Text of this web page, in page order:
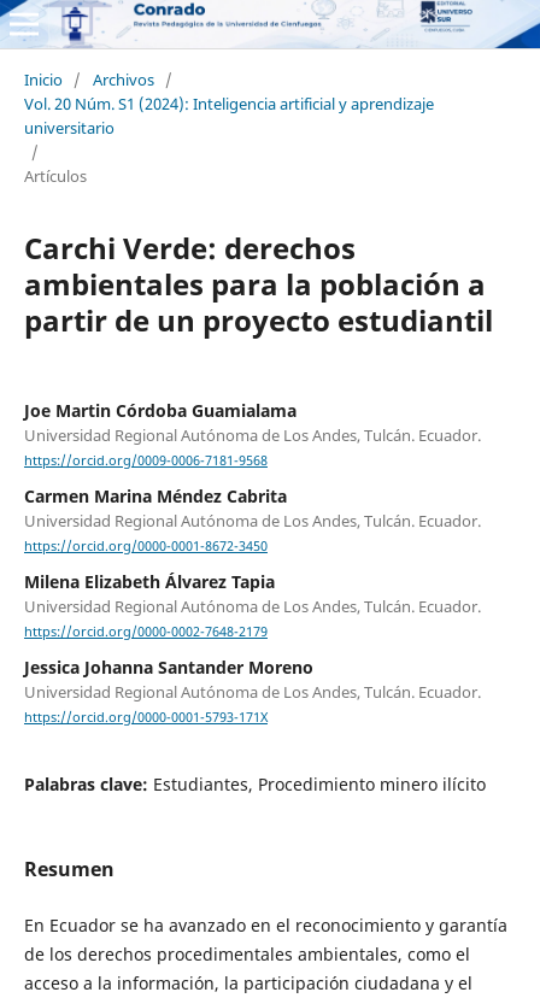
Inicio / Archivos /
Vol. 20 Núm. S1 (2024): Inteligencia artificial y aprendizaje
universitario
/
Artículos
Carchi Verde: derechos
ambientales para la población a
partir de un proyecto estudiantil
Joe Martin Córdoba Guamialama
Universidad Regional Autónoma de Los Andes, Tulcán. Ecuador.
https://orcid.org/0009-0006-7181-9568
Carmen Marina Méndez Cabrita
Universidad Regional Autónoma de Los Andes, Tulcán. Ecuador.
https://orcid.org/0000-0001-8672-3450
Milena Elizabeth Álvarez Tapia
Universidad Regional Autónoma de Los Andes, Tulcán. Ecuador.
https://orcid.org/0000-0002-7648-2179
Jessica Johanna Santander Moreno
Universidad Regional Autónoma de Los Andes, Tulcán. Ecuador.
https://orcid.org/0000-0001-5793-171X
Palabras clave: Estudiantes, Procedimiento minero ilícito
Resumen
En Ecuador se ha avanzado en el reconocimiento y garantía
de los derechos procedimentales ambientales, como el
acceso a la información, la participación ciudadana y el